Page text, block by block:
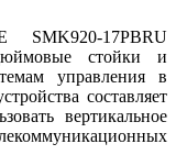
17PBRU
стойки и
управления в
составляет
вертикальное